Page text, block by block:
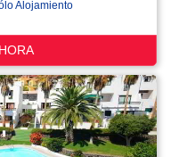
Alojamiento